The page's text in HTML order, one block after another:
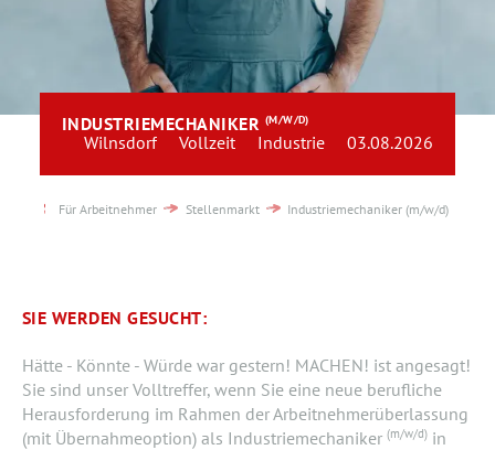
INDUSTRIEMECHANIKER (M/W/D)
Wilnsdorf Vollzeit Industrie 03.08.2026
Für Arbeitnehmer Stellenmarkt Industriemechaniker (m/w/d)
SIE WERDEN GESUCHT:
Hätte - Könnte - Würde war gestern! MACHEN! ist angesagt!
Sie sind unser Volltreffer, wenn Sie eine neue berufliche
Herausforderung im Rahmen der Arbeitnehmerüberlassung
(mit Übernahmeoption) als Industriemechaniker (m/w/d) in
Stellenmarkt
Blog
Team